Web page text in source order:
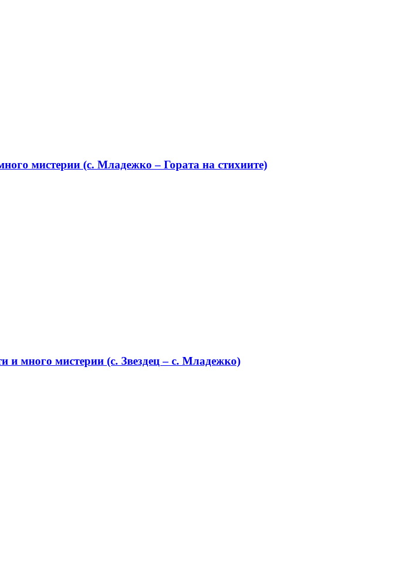
мистерии (с. Младежко – Гората на стихиите)
и много мистерии (с. Звездец – с. Младежко)